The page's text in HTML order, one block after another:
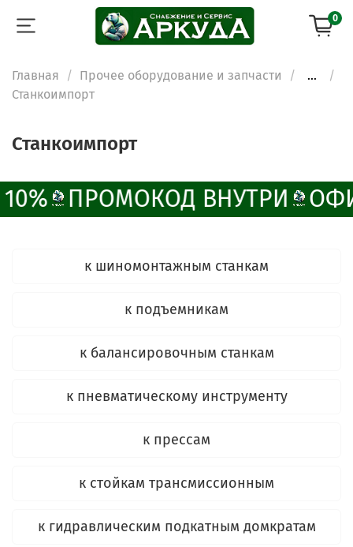
0
Главная Прочее оборудование и запчасти
...
Станкоимпорт
Станкоимпорт
ПРОМОКОД ВНУТРИ
к шиномонтажным станкам
к подъемникам
к балансировочным станкам
к пневматическому инструменту
к прессам
к стойкам трансмиссионным
к гидравлическим подкатным домкратам